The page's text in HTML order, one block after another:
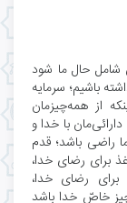
حال ما شود
باشیم؛ سرمایه
از همه‌چیزمان
با خدا و
راضی باشد؛ قدم
برای رضای خدا،
رضای خدا،
خاصّ خدا باشد